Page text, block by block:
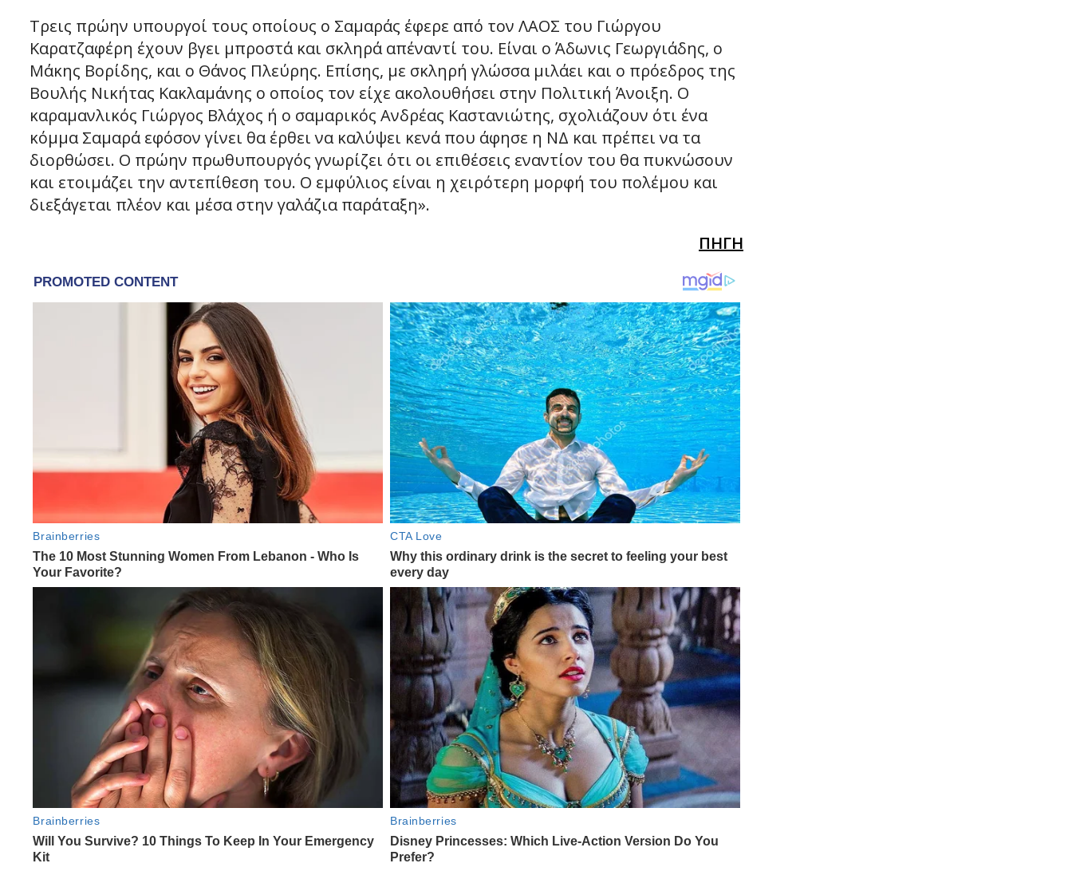
Τρεις πρώην υπουργοί τους οποίους ο Σαμαράς έφερε από τον ΛΑΟΣ του Γιώργου
Καρατζαφέρη έχουν βγει μπροστά και σκληρά απέναντί του. Είναι ο Άδωνις Γεωργιάδης, ο
Μάκης Βορίδης, και ο Θάνος Πλεύρης. Επίσης, με σκληρή γλώσσα μιλάει και ο πρόεδρος της
Βουλής Νικήτας Κακλαμάνης ο οποίος τον είχε ακολουθήσει στην Πολιτική Άνοιξη. Ο
καραμανλικός Γιώργος Βλάχος ή ο σαμαρικός Ανδρέας Καστανιώτης, σχολιάζουν ότι ένα
κόμμα Σαμαρά εφόσον γίνει θα έρθει να καλύψει κενά που άφησε η ΝΔ και πρέπει να τα
διορθώσει. Ο πρώην πρωθυπουργός γνωρίζει ότι οι επιθέσεις εναντίον του θα πυκνώσουν
και ετοιμάζει την αντεπίθεση του. Ο εμφύλιος είναι η χειρότερη μορφή του πολέμου και
διεξάγεται πλέον και μέσα στην γαλάζια παράταξη».
ΠΗΓΗ